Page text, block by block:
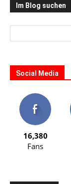
Im Blog suchen
Social Media
16,380
Fans